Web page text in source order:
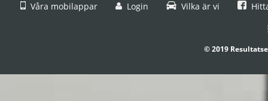
Våra mobilappar Login Vilka är vi
© 2019